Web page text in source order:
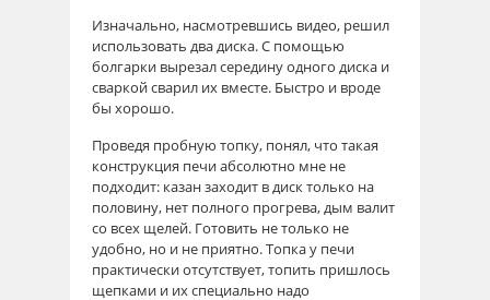
Изначально, насмотревшись видео, решил
использовать два диска. С помощью
болгарки вырезал середину одного диска и
сваркой сварил их вместе. Быстро и вроде
бы хорошо.
Проведя пробную топку, понял, что такая
конструкция печи абсолютно мне не
подходит: казан заходит в диск только на
половину, нет полного прогрева, дым валит
со всех щелей. Готовить не только не
удобно, но и не приятно. Топка у печи
практически отсутствует, топить пришлось
щепками и их специально надо